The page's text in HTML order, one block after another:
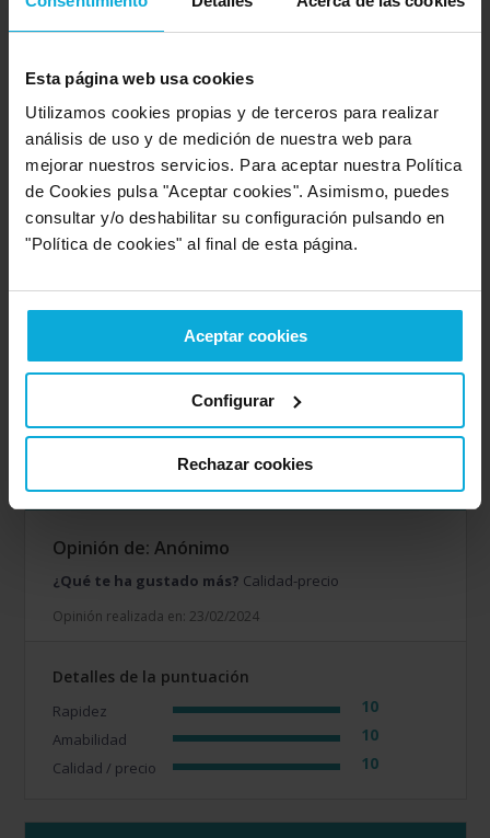
Esta página web usa cookies
Utilizamos cookies propias y de terceros para realizar
análisis de uso y de medición de nuestra web para
mejorar nuestros servicios. Para aceptar nuestra Política
de Cookies pulsa "Aceptar cookies". Asimismo, puedes
consultar y/o deshabilitar su configuración pulsando en
"Política de cookies" al final de esta página.
Aceptar cookies
Configurar
Rechazar cookies
Entre 8 y 10(940) 82%
Entre 6 y 8 (171) - 15%
Entre 4 y 6(30)-3%
Entre 2 y 4(3)-0%
Empresa valorada:
Acquajet
Empresa que ofrece servicio en:La
10.0
Opinión de: Anónimo
¿Qué te ha gustado más? Calidad-precio
Opinión realizada en: 23/02/2024
Detalles de la puntuación
Rapidez 10
Amabilidad 10
Calidad / precio 10